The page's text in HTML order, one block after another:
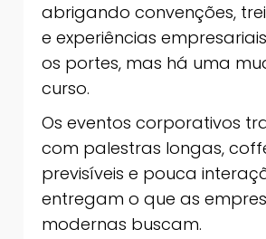
abrigando convenções,
e experiências
os portes, mas há uma
curso.
Os eventos corporativos
com palestras longas,
previsíveis e pouca
entregam o que as
modernas buscam.